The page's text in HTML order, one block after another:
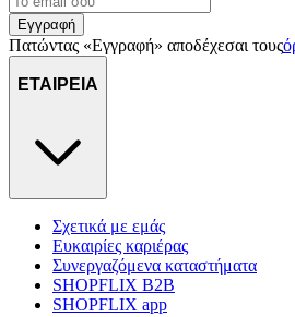
Εγγραφή
Πατώντας «Εγγραφή» αποδέχεσαι τους
ΕΤΑΙΡΕΙΑ
Σχετικά με εμάς
Ευκαιρίες καριέρας
Συνεργαζόμενα καταστήματα
SHOPFLIX B2B
SHOPFLIX app